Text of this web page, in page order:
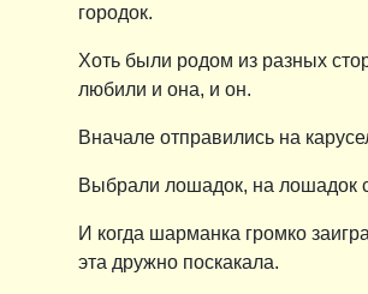
городок.
Хоть были родом из разных
любили и она, и он.
Вначале отправились на
Выбрали лошадок, на лошадок
И когда шарманка громко
эта дружно поскакала.